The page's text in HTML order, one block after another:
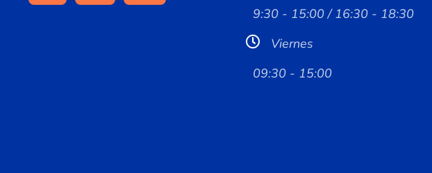
9:30 - 15:00 / 16:30 - 18:30
Viernes
09:30 - 15:00